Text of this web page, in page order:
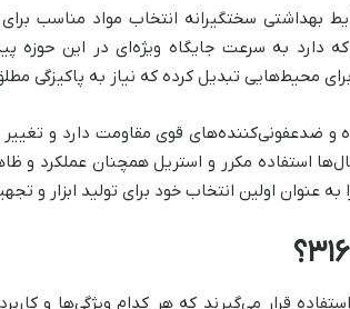
بهداشتی سختگیرانه انتخاب مواد مناسب
به سرعت جایگاه ویژه‌ای در این حوزه
محیط‌هایی تبدیل کرده که نیاز به پاکیزگی
و ضدعفونی‌کننده‌های قوی مقاومت دارد و
استفاده مکرر و استریل همچنان عملکرد و
عنوان اولین انتخاب خود برای تولید ابزار و